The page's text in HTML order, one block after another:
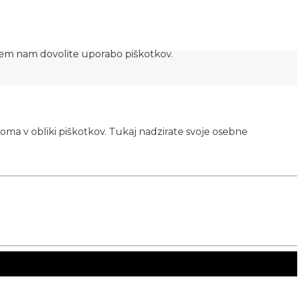
nam dovolite uporabo piškotkov.
v obliki piškotkov. Tukaj nadzirate svoje osebne